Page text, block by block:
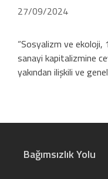
27/09/2024
“Sosyalizm ve ekoloji,
sanayi kapitalizmine
yakından ilişkili ve
Bağımsızlık Yolu